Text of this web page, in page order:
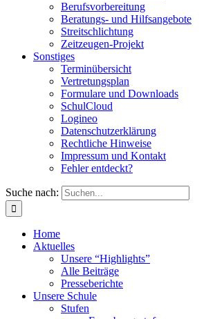
Berufsvorbereitung
Beratungs- und Hilfsangebote
Streitschlichtung
Zeitzeugen-Projekt
Sonstiges
Terminübersicht
Vertretungsplan
Formulare und Downloads
SchulCloud
Logineo
Datenschutzerklärung
Rechtliche Hinweise
Impressum und Kontakt
Fehler entdeckt?
Suche nach:
Home
Aktuelles
Unsere “Highlights”
Alle Beiträge
Presseberichte
Unsere Schule
Stufen